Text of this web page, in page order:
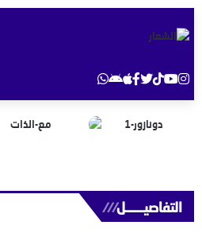
التفاصيــــــل///